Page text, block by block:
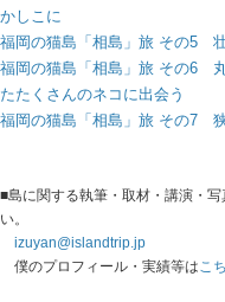
かしこに
福岡の猫島「相島」旅 その5
福岡の猫島「相島」旅 その6
たたくさんのネコに出会う
福岡の猫島「相島」旅 その7
■島に関する執筆・取材・講演・
い。
izuyan@islandtrip.jp
僕のプロフィール・実績等はこ